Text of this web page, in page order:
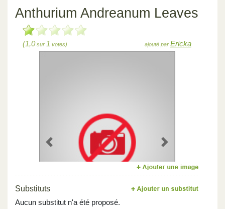
Anthurium Andreanum Leaves
(1,0sur 1 votes) ajouté par Ericka
Previous Next
Substituts
Aucun substitut n'a été proposé.